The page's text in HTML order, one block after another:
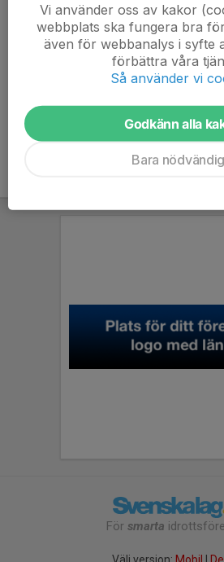
möjliggör för oss som förening att få
ändå ska betala för din resa, hotell,
elektronik mm mm.
en bra affär.
För smarta
Vi använder oss av kakor
webbplats ska fungera bra
även för webbanalys i syfte
förbättra våra
Så använder vi
Godkänn alla
Bara